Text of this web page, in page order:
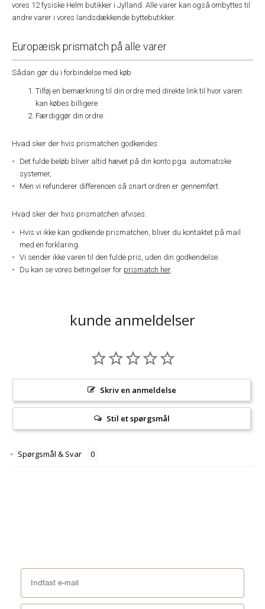
vores 12 fysiske Helm butikker i Jylland. Alle varer kan også ombyttes til
andre varer i vores landsdækkende byttebutikker.
Europæisk prismatch på alle varer
Sådan gør du i forbindelse med køb
Tilføj en bemærkning til din ordre med direkte link til hvor varen
kan købes billigere
Færdiggør din ordre.
Hvad sker der hvis prismatchen godkendes:
Det fulde beløb bliver altid hævet på din konto pga. automatiske
systemer,
Men vi refunderer differencen så snart ordren er gennemført.
Hvad sker der hvis prismatchen afvises:
Hvis vi ikke kan godkende prismatchen, bliver du kontaktet på mail
med en forklaring.
Vi sender ikke varen til den fulde pris, uden din godkendelse.
Du kan se vores betingelser for prismatch her.
kunde anmeldelser
Skriv en anmeldelse
Stil et spørgsmål
Spørgsmål & Svar